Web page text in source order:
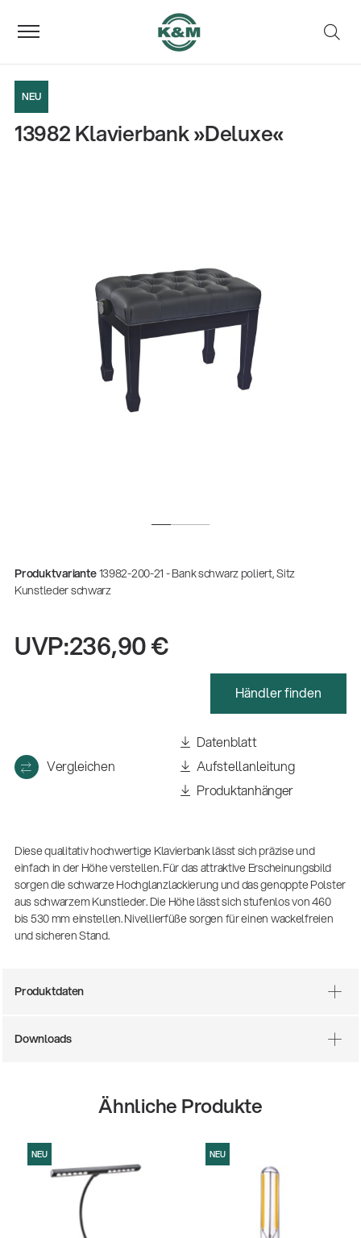
Gitarrenstuhl
Zerspanungsmechaniker:in Ausbildung
Ausbildung | freie Ausbildungsstellen
Gesamtkatalog 2026
NEU
13982 Klavierbank »Deluxe«
Produktvariante13982-200-21 - Bank schwarz poliert, Sitz
Kunstleder schwarz
UVP:236,90 €
Händler finden
Vergleichen
Datenblatt
Aufstellanleitung
Produktanhänger
Diese qualitativ hochwertige Klavierbank lässt sich präzise und
einfach in der Höhe verstellen. Für das attraktive Erscheinungsbild
sorgen die schwarze Hochglanzlackierung und das genoppte Polster
aus schwarzem Kunstleder. Die Höhe lässt sich stufenlos von 460
bis 530 mm einstellen. Nivellierfüße sorgen für einen wackelfreien
und sicheren Stand.
Produktdaten
Downloads
Ähnliche Produkte
NEU NEU